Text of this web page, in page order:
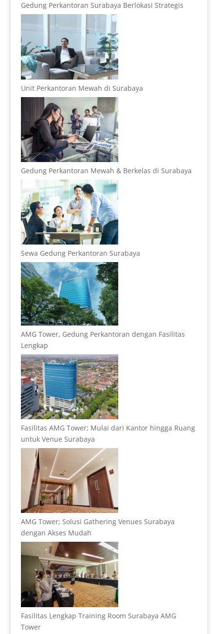
Gedung Perkantoran Surabaya Berlokasi Strategis
Unit Perkantoran Mewah di Surabaya
Gedung Perkantoran Mewah & Berkelas di Surabaya
Sewa Gedung Perkantoran Surabaya
AMG Tower, Gedung Perkantoran dengan Fasilitas
Lengkap
Fasilitas AMG Tower; Mulai dari Kantor hingga Ruang
untuk Venue Surabaya
AMG Tower; Solusi Gathering Venues Surabaya
dengan Akses Mudah
Fasilitas Lengkap Training Room Surabaya AMG
Tower